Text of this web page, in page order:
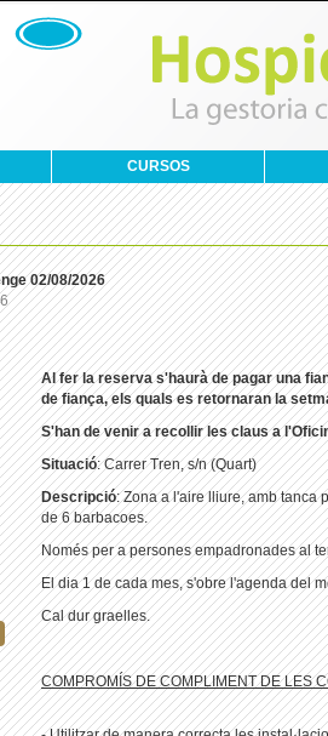
CURSOS
02/08/2026
Al fer la reserva s'haurà de pagar una
de fiança, els quals es retornaran la
S'han de venir a recollir les claus a
Situació: Carrer Tren, s/n (Quart)
Descripció: Zona a l'aire lliure, amb tanca
de 6 barbacoes.
Només per a persones empadronades al
El dia 1 de cada mes, s'obre l'agenda del
Cal dur graelles.
COMPROMÍS DE COMPLIMENT DE LES